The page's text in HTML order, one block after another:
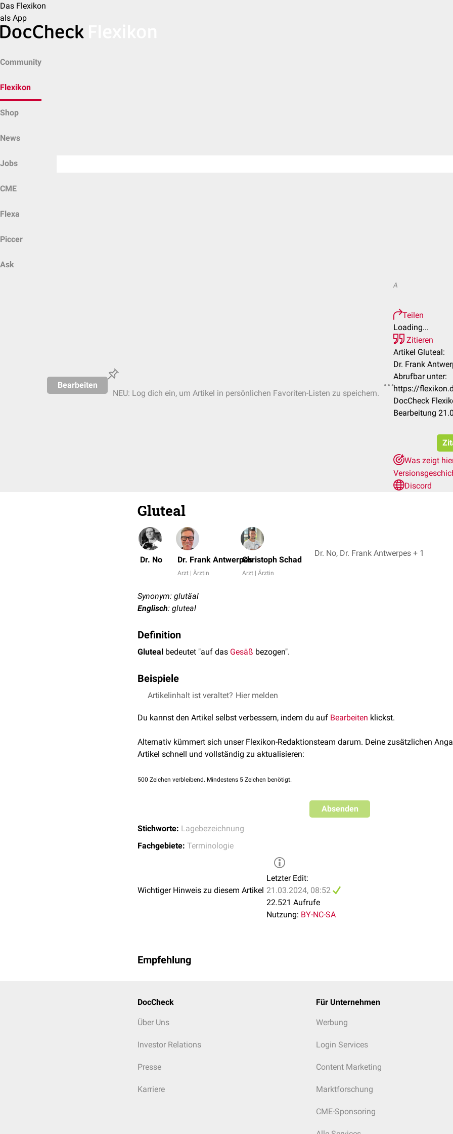
Das Flexikon
als App
Community
Flexikon
Shop
News
Jobs
CME
Flexa
Piccer
Ask
Bearbeiten
NEU: Log dich ein, um Artikel in persönlichen Favoriten-Listen zu speichern.
A
Teilen
Loading...
Zitieren
Artikel Gluteal:
Dr. Frank
Abrufbar unter:
https://
DocCheck
Bearbeitung
Was zeigt
Discord
Gluteal
Dr. No Dr. Frank Antwerpes
Arzt | Ärztin
Christoph Schad
Arzt | Ärztin
Dr. No, Dr. Frank Antwerpes + 1
Synonym: glutäal
Englisch: gluteal
Definition
Gluteal bedeutet "auf das Gesäß bezogen".
Beispiele
Glutealmuskulatur
Artikelinhalt ist veraltet? Hier melden
Du kannst den Artikel selbst verbessern, indem du auf Bearbeiten klickst.
Alternativ kümmert sich unser Flexikon-Redaktionsteam darum. Deine zusätzlichen
Artikel schnell und vollständig zu aktualisieren:
500 Zeichen verbleibend. Mindestens 5 Zeichen benötigt.
Absenden
Stichworte: Lagebezeichnung
Fachgebiete: Terminologie
Wichtiger Hinweis zu diesem Artikel
Letzter Edit:
21.03.2024, 08:52
22.521 Aufrufe
Nutzung: BY-NC-SA
Empfehlung
DocCheck
Über Uns
Investor Relations
Presse
Karriere
Für Unternehmen
Werbung
Login Services
Content Marketing
Marktforschung
CME-Sponsoring